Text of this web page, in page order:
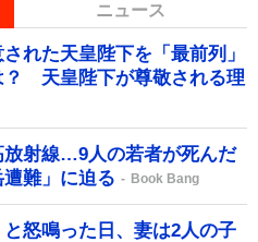
ニュース
れた天皇陛下を「最前列」
？ 天皇陛下が尊敬される理
放射線…9人の若者が死んだ
遭難」に迫る
Book Bang
と怒鳴った日、妻は2人の子